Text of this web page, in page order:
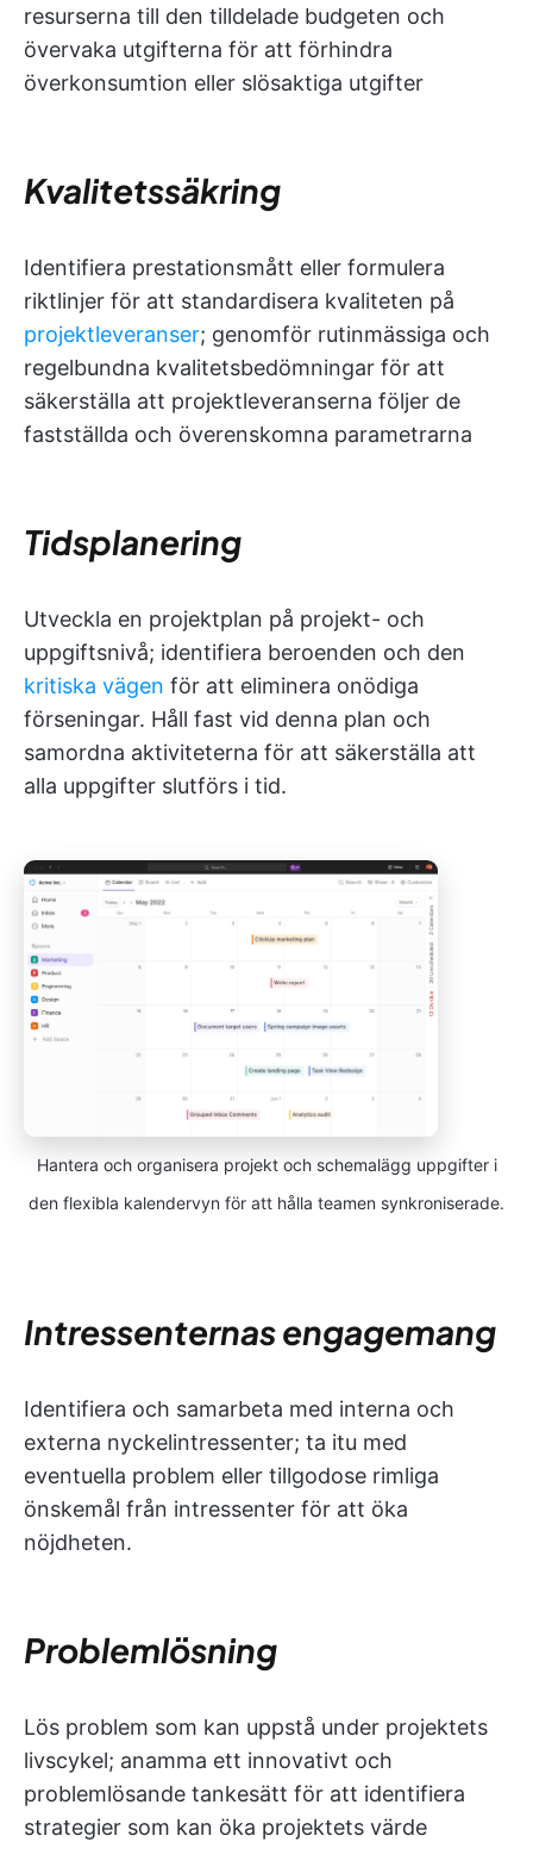
resurserna till den tilldelade budgeten och
övervaka utgifterna för att förhindra
överkonsumtion eller slösaktiga utgifter
Kvalitetssäkring
Identifiera prestationsmått eller formulera
riktlinjer för att standardisera kvaliteten på
projektleveranser; genomför rutinmässiga och
regelbundna kvalitetsbedömningar för att
säkerställa att projektleveranserna följer de
fastställda och överenskomna parametrarna
Tidsplanering
Utveckla en projektplan på projekt- och
uppgiftsnivå; identifiera beroenden och den
kritiska vägen för att eliminera onödiga
förseningar. Håll fast vid denna plan och
samordna aktiviteterna för att säkerställa att
alla uppgifter slutförs i tid.
Hantera och organisera projekt och schemalägg uppgifter i
den flexibla kalendervyn för att hålla teamen synkroniserade.
Intressenternas engagemang
Identifiera och samarbeta med interna och
externa nyckelintressenter; ta itu med
eventuella problem eller tillgodose rimliga
önskemål från intressenter för att öka
nöjdheten.
Problemlösning
Lös problem som kan uppstå under projektets
livscykel; anamma ett innovativt och
problemlösande tankesätt för att identifiera
strategier som kan öka projektets värde